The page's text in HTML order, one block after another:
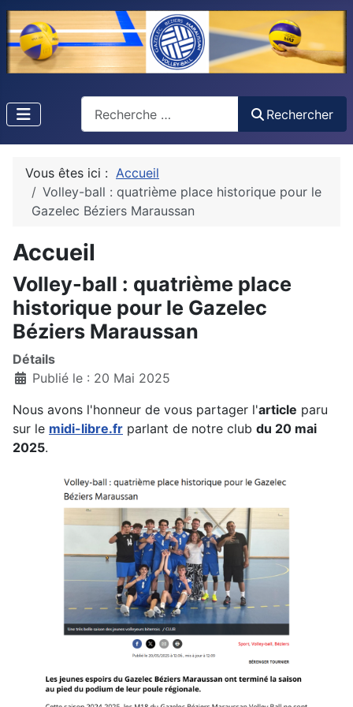
Rechercher
Vous êtes ici : Accueil
Volley-ball : quatrième place historique pour le
Gazelec Béziers Maraussan
Accueil
Volley-ball : quatrième place
historique pour le Gazelec
Béziers Maraussan
Détails
Publié le : 20 Mai 2025
Nous avons l'honneur de vous partager l'article paru
sur le midi-libre.fr parlant de notre club du 20 mai
2025.